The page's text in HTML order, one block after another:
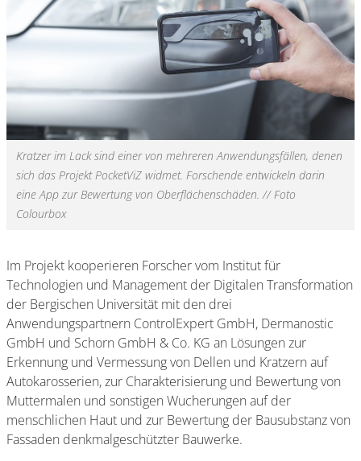
Kratzer im Lack sind einer von mehreren Anwendungsfällen, denen
sich das Projekt PocketViZ widmet. Forschende entwickeln darin
eine App zur Bewertung von Oberflächenschäden. // Foto
Colourbox
Im Projekt kooperieren Forscher vom Institut für
Technologien und Management der Digitalen Transformation
der Bergischen Universität mit den drei
Anwendungspartnern ControlExpert GmbH, Dermanostic
GmbH und Schorn GmbH & Co. KG an Lösungen zur
Erkennung und Vermessung von Dellen und Kratzern auf
Autokarosserien, zur Charakterisierung und Bewertung von
Muttermalen und sonstigen Wucherungen auf der
menschlichen Haut und zur Bewertung der Bausubstanz von
Fassaden denkmalgeschützter Bauwerke.